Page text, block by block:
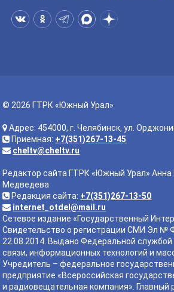
© 2026 ГТРК «Южный Урал»
Адрес: 454000, г. Челябинск, ул.
Приемная: +7(351)267-13-45
cheltv@cheltv.ru
Редактор сайта ГТРК «Южный Урал»
Медведева
Редакция сайта: +7(351)267-13-50
internet_otdel@mail.ru
Сетевое издание «Государственный
Свидетельство о регистрации СМИ Эл №
22.08.2014. Выдано Федеральной службой
связи, информационных технологий и
Учредитель – федеральное
предприятие «Всероссийская
и радиовещательная компания». Главный